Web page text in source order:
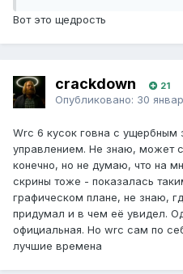
Вот это щедрость
crackdown 21
Опубликовано: 30
Wrc 6 кусок говна с ущербным
управлением. Не знаю, может
конечно, но не думаю, что на
скрины тоже - показалась
графическом плане, не знаю,
придумал и в чем её увидел.
официальная. Но wrc сам по
лучшие времена